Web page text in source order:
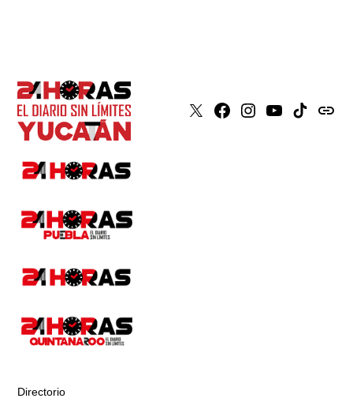
X Faceboook
Instagram
YoutubeTiktokissuu
Directorio